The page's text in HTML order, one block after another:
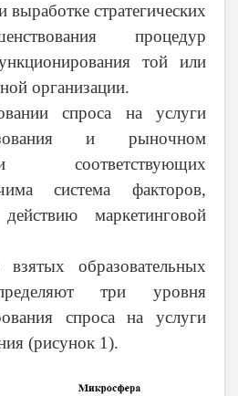
стратегических
процедур
той или
организации.
спроса на услуги
и рыночном
соответствующих
система факторов,
маркетинговой
взятых образовательных
три уровня
спроса на услуги
(рисунок 1).